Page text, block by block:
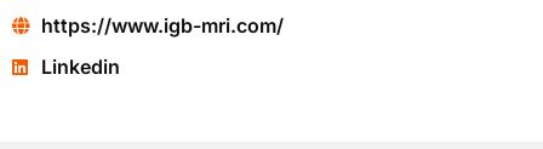
https://www.igb-mri.com/
Linkedin